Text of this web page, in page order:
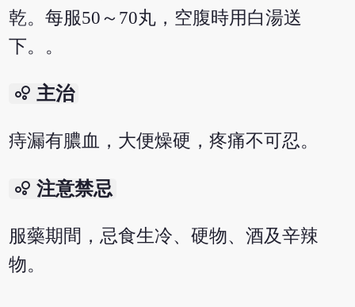
乾。每服50～70丸，空腹時用白湯送
下。。
bubble_chart 主治
痔漏有膿血，大便燥硬，疼痛不可忍。
bubble_chart 注意禁忌
服藥期間，忌食生冷、硬物、酒及辛辣
物。